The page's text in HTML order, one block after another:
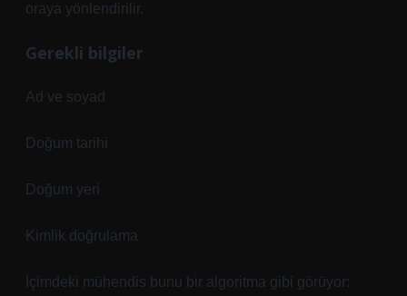
oraya yönlendirilir.
Gerekli bilgiler
Ad ve soyad
Doğum tarihi
Doğum yeri
Kimlik doğrulama
İçimdeki mühendis bunu bir algoritma gibi görüyor: